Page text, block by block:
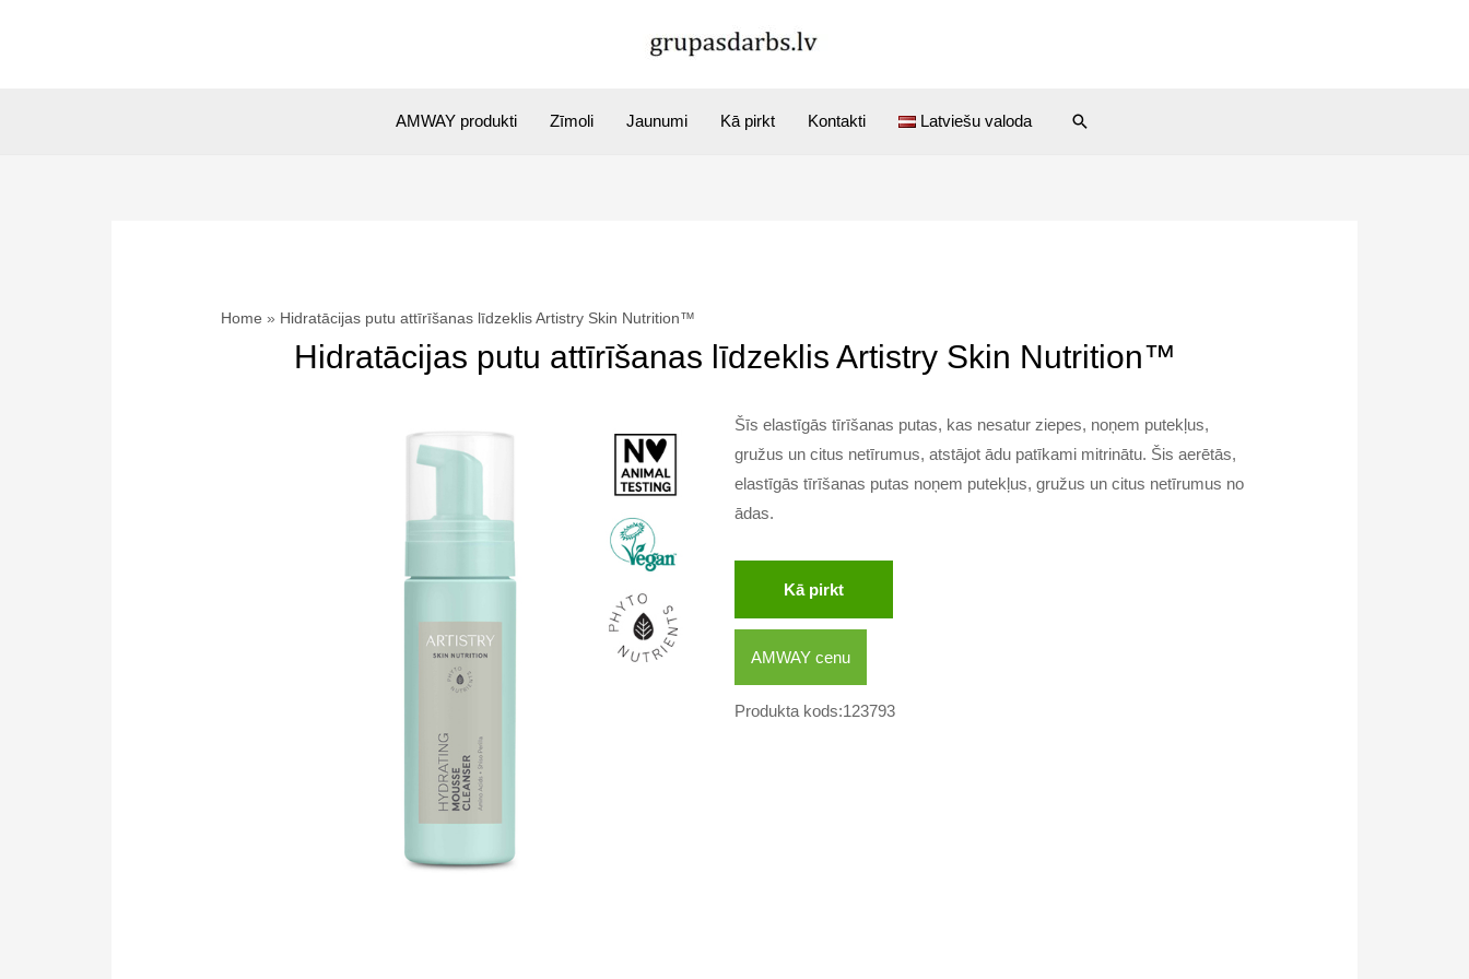
AMWAY produkti Zīmoli Jaunumi Kā pirkt Kontakti Latviešu valoda Search
Home Hidratācijas putu attīrīšanas līdzeklis Artistry Skin Nutrition™
Hidratācijas putu attīrīšanas līdzeklis Artistry Skin Nutrition™
Šīs elastīgās tīrīšanas putas, kas nesatur ziepes, noņem putekļus,
gružus un citus netīrumus, atstājot ādu patīkami mitrinātu. Šis aerētās,
elastīgās tīrīšanas putas noņem putekļus, gružus un citus netīrumus no
ādas.
Kā pirkt
AMWAY cenu
Produkta kods:123793